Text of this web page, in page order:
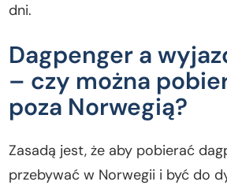
dni.
Dagpenger a
– czy można
poza Norwegią?
Zasadą jest, że aby pobierać
przebywać w Norwegii i być do